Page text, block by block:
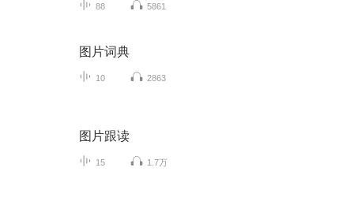
88 5861
图片词典
10 2863
图片跟读
15 1.7万